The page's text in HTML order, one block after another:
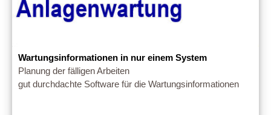
Wartungsinformationen in nur einem System
Planung der fälligen Arbeiten
gut durchdachte Software für die Wartungsinformationen